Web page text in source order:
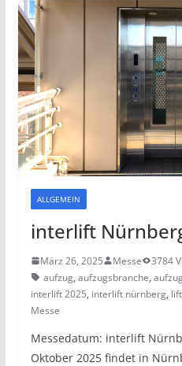
ALLGEMEIN
interlift
März 26, 2025 Messe
3784
aufzug, aufzugsbranche,
interlift 2025, interlift nürnberg, lift
Messe
Messedatum: interlift
Oktober 2025 findet in